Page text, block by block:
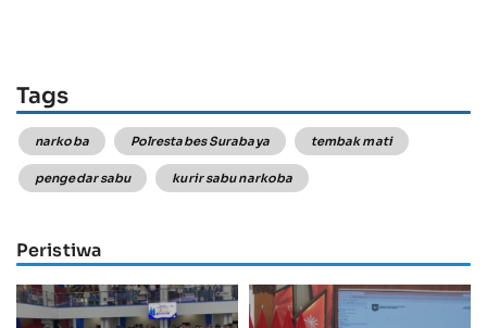
Tags
narkoba Polrestabes Surabaya tembak mati
pengedar sabu kurir sabu narkoba
Peristiwa